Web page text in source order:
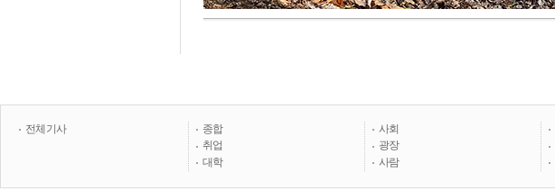
전체기사
종합
취업
대학
사회
광장
사람